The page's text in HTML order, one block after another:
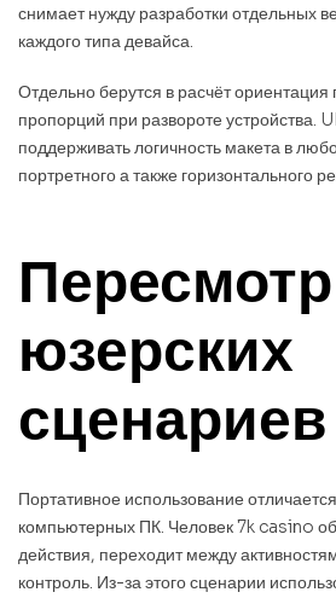
снимает нужду разработки отдельных
каждого типа девайса.
Отдельно берутся в расчёт
пропорций при развороте устройства.
поддерживать логичность макета в
портретного а также горизонтального
Пересмотр
юзерских
сценариев
Портативное использование
компьютерных ПК. Человек 7k casino
действия, переходит между
контроль. Из-за этого сценарии